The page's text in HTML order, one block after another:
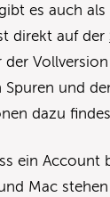
es auch
direkt auf der
der
und
dazu
ein Account
Mac